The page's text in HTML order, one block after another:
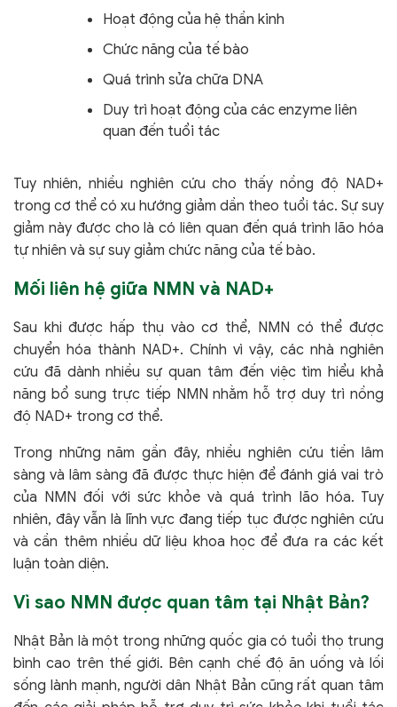
Hoạt động của hệ thần kinh
Chức năng của tế bào
Quá trình sửa chữa DNA
Duy trì hoạt động của các enzyme liên
quan đến tuổi tác
Tuy nhiên, nhiều nghiên cứu cho thấy nồng độ NAD+
trong cơ thể có xu hướng giảm dần theo tuổi tác. Sự suy
giảm này được cho là có liên quan đến quá trình lão hóa
tự nhiên và sự suy giảm chức năng của tế bào.
Mối liên hệ giữa NMN và NAD+
Sau khi được hấp thụ vào cơ thể, NMN có thể được
chuyển hóa thành NAD+. Chính vì vậy, các nhà nghiên
cứu đã dành nhiều sự quan tâm đến việc tìm hiểu khả
năng bổ sung trực tiếp NMN nhằm hỗ trợ duy trì nồng
độ NAD+ trong cơ thể.
Trong những năm gần đây, nhiều nghiên cứu tiền lâm
sàng và lâm sàng đã được thực hiện để đánh giá vai trò
của NMN đối với sức khỏe và quá trình lão hóa. Tuy
nhiên, đây vẫn là lĩnh vực đang tiếp tục được nghiên cứu
và cần thêm nhiều dữ liệu khoa học để đưa ra các kết
luận toàn diện.
Vì sao NMN được quan tâm tại Nhật Bản?
Nhật Bản là một trong những quốc gia có tuổi thọ trung
bình cao trên thế giới. Bên cạnh chế độ ăn uống và lối
sống lành mạnh, người dân Nhật Bản cũng rất quan tâm